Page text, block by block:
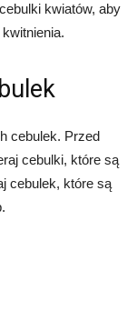
kwiatów, aby
cebulek. Przed
cebulki, które są
cebulek, które są